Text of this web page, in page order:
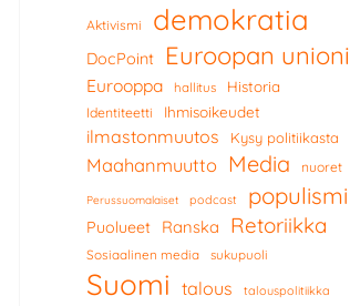
Aktivismi demokratia
DocPoint Euroopan unioni
Eurooppa hallitus Historia
Identiteetti Ihmisoikeudet
ilmastonmuutos Kysy politiikasta
Maahanmuutto Media nuoret
Perussuomalaiset podcast populismi
Puolueet Ranska Retoriikka
Sosiaalinen media sukupuoli
Suomi talous talouspolitiikka